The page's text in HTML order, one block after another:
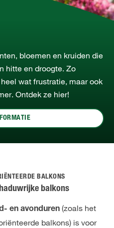
bloemen en kruiden die
hitte en droogte. Zo
wat frustratie, maar ook
Ontdek ze hier!
BALKONS
balkons
en avonduren (zoals het
balkons) is voor